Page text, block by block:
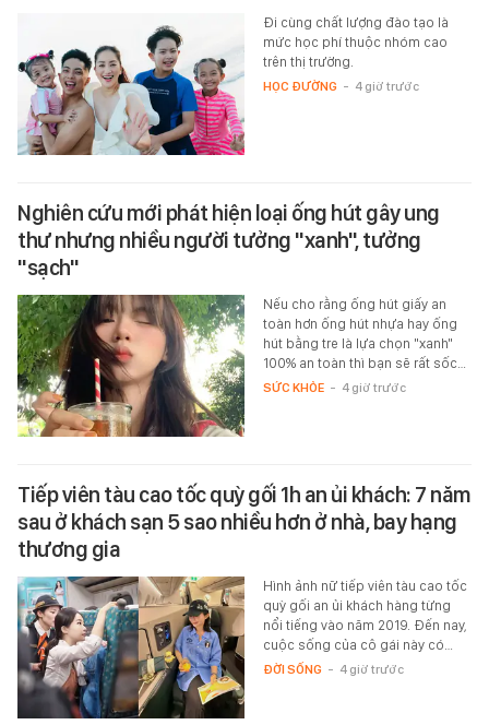
Đi cùng chất lượng đào tạo là
mức học phí thuộc nhóm cao
trên thị trường.
HỌC ĐƯỜNG - 4 giờ trước
Nghiên cứu mới phát hiện loại ống hút gây ung
thư nhưng nhiều người tưởng "xanh", tưởng
"sạch"
Nếu cho rằng ống hút giấy an
toàn hơn ống hút nhựa hay ống
hút bằng tre là lựa chọn "xanh"
100% an toàn thì bạn sẽ rất sốc…
SỨC KHỎE - 4 giờ trước
Tiếp viên tàu cao tốc quỳ gối 1h an ủi khách: 7 năm
sau ở khách sạn 5 sao nhiều hơn ở nhà, bay hạng
thương gia
Hình ảnh nữ tiếp viên tàu cao tốc
quỳ gối an ủi khách hàng từng
nổi tiếng vào năm 2019. Đến nay,
cuộc sống của cô gái này có…
ĐỜI SỐNG - 4 giờ trước